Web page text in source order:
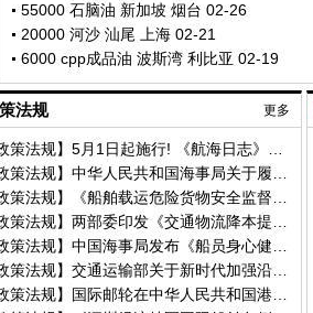
55000 石脑油 新加坡 烟台 02-26
20000 河沙 汕尾 上海 02-21
6000 cpp成品油 波斯湾 利比亚 02-19
法规 更多